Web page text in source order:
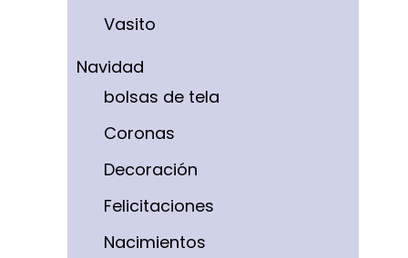
Vasito
Navidad
bolsas de tela
Coronas
Decoración
Felicitaciones
Nacimientos